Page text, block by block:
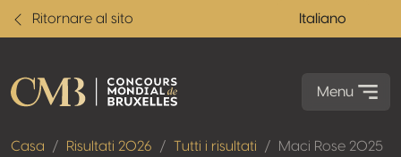
Ritornare al sito Italiano
Menu
Casa Risultati 2026 Tutti i risultati Maci Rose 2025